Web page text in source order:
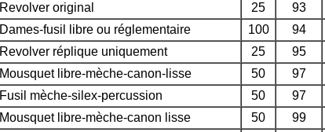
Revolver original 25 93
Dames-fusil libre ou réglementaire 100 94
Revolver réplique uniquement 25 95
Mousquet libre-mèche-canon-lisse 50 97
Fusil mèche-silex-percussion 50 97
Mousquet libre-mèche-canon lisse 50 99